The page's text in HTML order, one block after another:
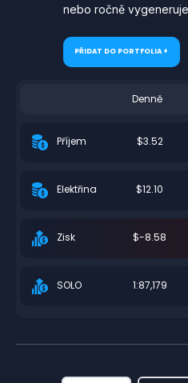
nebo ročně
PŘIDAT DO PORTFOLIA +
Denně
Příjem $3.52
Elektřina $12.10
Zisk $-8.58
SOLO 1:87,179